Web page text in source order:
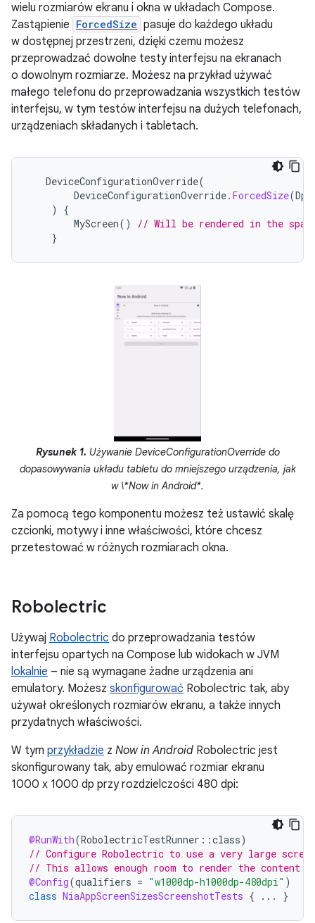
wielu rozmiarów ekranu i okna w układach Compose.
Zastąpienie ForcedSize pasuje do każdego układu
w dostępnej przestrzeni, dzięki czemu możesz
przeprowadzać dowolne testy interfejsu na ekranach
o dowolnym rozmiarze. Możesz na przykład używać
małego telefonu do przeprowadzania wszystkich testów
interfejsu, w tym testów interfejsu na dużych telefonach,
urządzeniach składanych i tabletach.
DeviceConfigurationOverride(
DeviceConfigurationOverride. ForcedSize(
)
{
MyScreen()
// Will be rendered in the
}
Rysunek 1. Używanie DeviceConfigurationOverride do
dopasowywania układu tabletu do mniejszego urządzenia, jak
w \*Now in Android*.
Za pomocą tego komponentu możesz też ustawić skalę
czcionki, motywy i inne właściwości, które chcesz
przetestować w różnych rozmiarach okna.
Robolectric
Używaj Robolectric do przeprowadzania testów
interfejsu opartych na Compose lub widokach w JVM
lokalnie – nie są wymagane żadne urządzenia ani
emulatory. Możesz skonfigurować Robolectric tak, aby
używał określonych rozmiarów ekranu, a także innych
przydatnych właściwości.
W tym przykładzie z Now in Android Robolectric jest
skonfigurowany tak, aby emulować rozmiar ekranu
1000 x 1000 dp przy rozdzielczości 480 dpi:
@RunWith(RobolectricTestRunner ::class)
// Configure Robolectric to use a very large
// This allows enough room to render the
@Config(qualifiers = "w1000dp-h1000dp-480dpi" )
class NiaAppScreenSizesScreenshotTests { ... }